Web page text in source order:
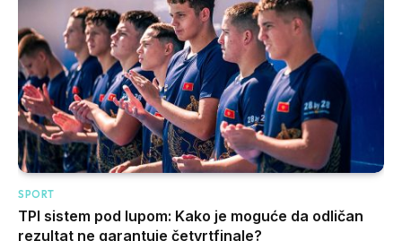
SPORT
TPI sistem pod lupom: Kako je moguće da odličan
rezultat ne garantuje četvrtfinale?